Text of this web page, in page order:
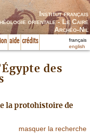
Institut français
orientale - Le Caire
Archéo-Nil
aide crédits
français
english
des
la protohistoire de
masquer la recherche